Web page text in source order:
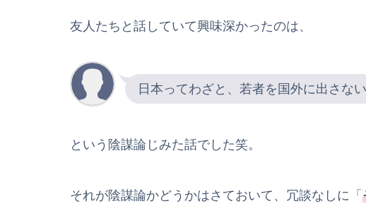
友人たちと話していて興味深かったのは、
日本ってわざと、若者を国外に出さな
という陰謀論じみた話でした笑。
それが陰謀論かどうかはさておいて、冗談なしに「